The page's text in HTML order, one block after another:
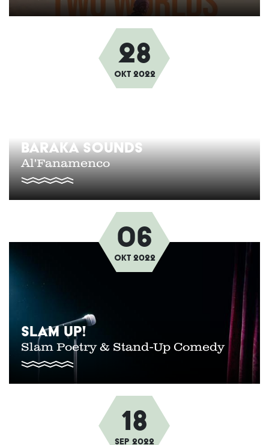
28
Okt 2022
BARAKA SOUNDS
Al'Fanamenco
06
Okt 2022
SLAM UP!
Slam Poetry & Stand-Up Comedy
18
sep 2022